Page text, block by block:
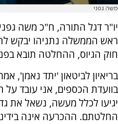
משה גפני
יו"ר דגל התורה, ח"כ משה
ראש הממשלה נתניהו יבקש
חוק הגיוס, ההחלטה תובא
בריאיון לביטאון 'יתד נאמן',
בוועדת הכספים, אני עובד
יגיעו לכלל מעשה, נשאל את
החלטתם. ההכרעה אינה